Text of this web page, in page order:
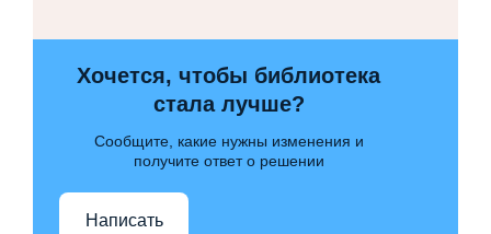
Хочется, чтобы библиотека
стала лучше?
Сообщите, какие нужны изменения и
получите ответ о решении
Написать